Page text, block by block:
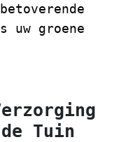
uw groene
Tuin